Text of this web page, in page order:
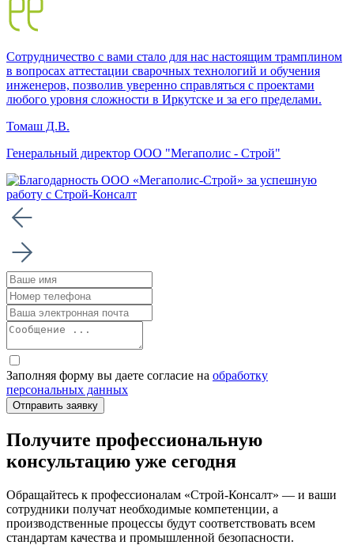
Сотрудничество с вами стало для нас настоящим трамплином
в вопросах аттестации сварочных технологий и обучения
инженеров, позволив уверенно справляться с проектами
любого уровня сложности в Иркутске и за его пределами.
Томаш Д.В.
Генеральный директор ООО "Мегаполис - Строй"
Заполняя форму вы даете согласие на обработку
персональных данных
Получите профессиональную
консультацию уже сегодня
Обращайтесь к профессионалам «Строй-Консалт» — и ваши
сотрудники получат необходимые компетенции, а
производственные процессы будут соответствовать всем
стандартам качества и промышленной безопасности.